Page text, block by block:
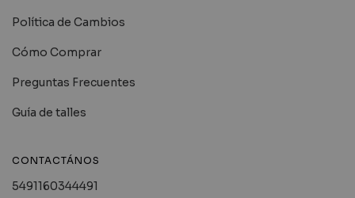
Política de Cambios
Cómo Comprar
Preguntas Frecuentes
Guía de talles
CONTACTÁNOS
5491160344491